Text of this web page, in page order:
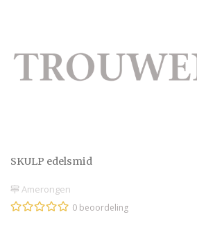
SKULP edelsmid
Amerongen
0 beoordeling